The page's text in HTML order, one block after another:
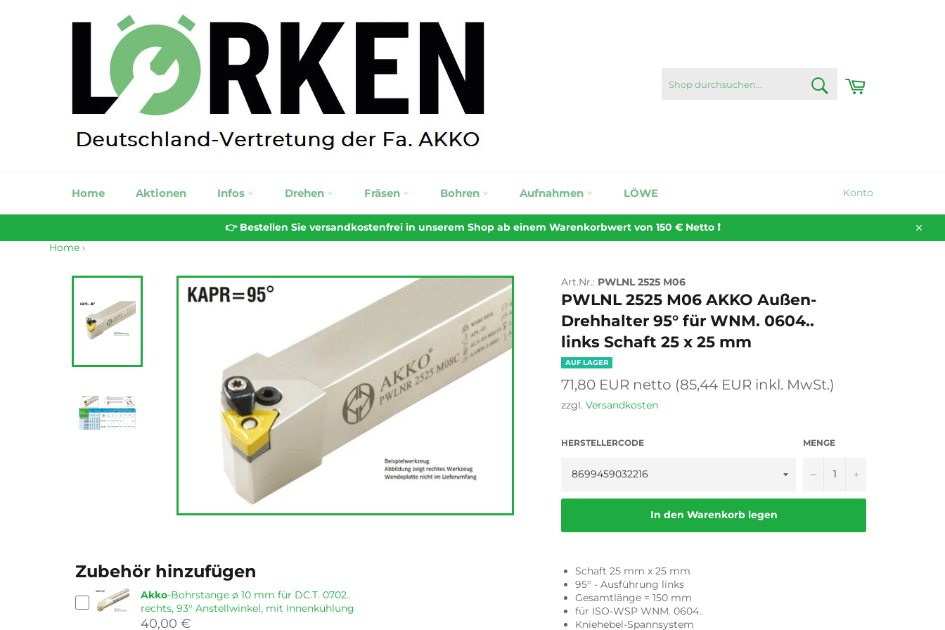
DURCHSUCHEN...
Home Aktionen Infos Drehen Fräsen Bohren Aufnahmen LÖWE Konto
👉 Bestellen Sie versandkostenfrei in unserem Shop ab einem Warenkorbwert von 150 € Netto ❗️
Home ›
Zubehör hinzufügen
Akko-Bohrstange ø 10 mm für DC.T. 0702..
rechts, 93° Anstellwinkel, mit Innenkühlung
40,00 €
Art.Nr.: PWLNL 2525 M06
PWLNL 2525 M06 AKKO Außen-
Drehhalter 95° für WNM. 0604..
links Schaft 25 x 25 mm
AUF LAGER
Normaler
Preis
71,80 EUR netto (85,44 EUR inkl. MwSt.)
zzgl. Versandkosten
HERSTELLERCODE MENGE
− +
In den Warenkorb legen
Schaft 25 mm x 25 mm
95° - Ausführung links
Gesamtlänge = 150 mm
für ISO-WSP WNM. 0604..
Kniehebel-Spannsystem